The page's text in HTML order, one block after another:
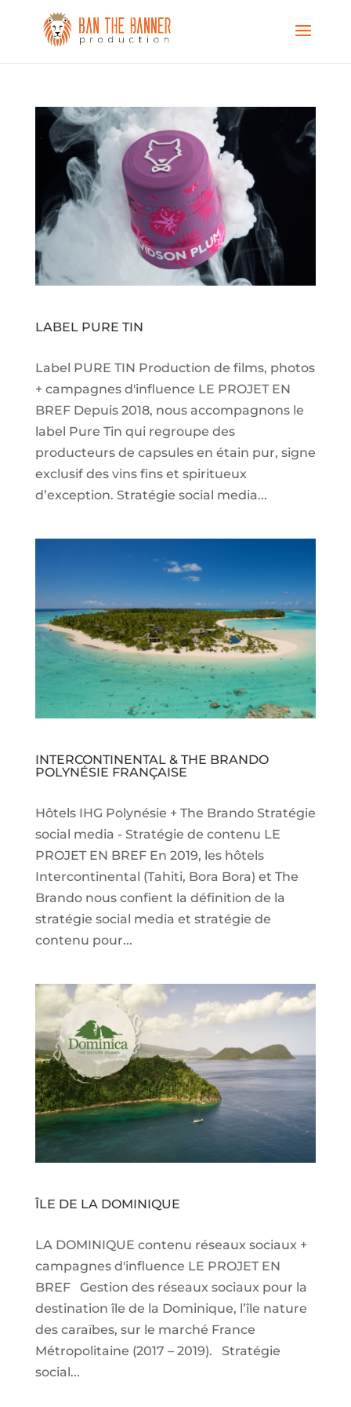
LABEL PURE TIN
Label PURE TIN Production de films, photos
+ campagnes d'influence LE PROJET EN
BREF Depuis 2018, nous accompagnons le
label Pure Tin qui regroupe des
producteurs de capsules en étain pur, signe
exclusif des vins fins et spiritueux
d’exception. Stratégie social media...
INTERCONTINENTAL & THE BRANDO
POLYNÉSIE FRANÇAISE
Hôtels IHG Polynésie + The Brando Stratégie
social media - Stratégie de contenu LE
PROJET EN BREF En 2019, les hôtels
Intercontinental (Tahiti, Bora Bora) et The
Brando nous confient la définition de la
stratégie social media et stratégie de
contenu pour...
ÎLE DE LA DOMINIQUE
LA DOMINIQUE contenu réseaux sociaux +
campagnes d'influence LE PROJET EN
BREF Gestion des réseaux sociaux pour la
destination île de la Dominique, l’île nature
des caraïbes, sur le marché France
Métropolitaine (2017 – 2019). Stratégie
social...